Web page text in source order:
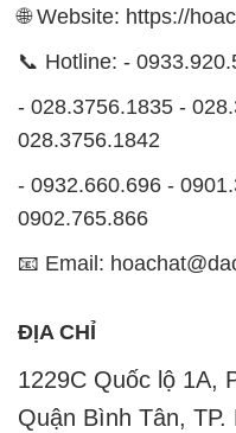
🌐 Website: https://
📞 Hotline: -
- 028.3756.1835 -
028.3756.1842
- 0932.660.696 -
0902.765.866
📧 Email:
ĐỊA CHỈ
1229C Quốc lộ 1A,
Quận Bình Tân, TP.